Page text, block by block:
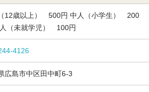
12歳以上） 500円 中人（小学生） 200
（未就学児） 100円
4126
広島市中区田中町6-3